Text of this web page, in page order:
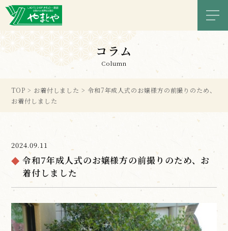
メ
コラム
Column
TOP > お着付しました > 令和7年成人式のお嬢様方の前撮りのため、
お着付しました
2024.09.11
令和7年成人式のお嬢様方の前撮りのため、お
着付しました